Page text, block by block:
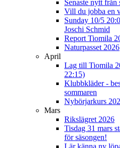
Senaste nytt
Vill du jobba en
Sunday 10/5
Joschi Schmid
Report Tiomila
Naturpasset 2026
April
Lag till Tiomila
22:15)
Klubbkläder -
sommaren
Nybörjarkurs
Mars
Rikslägret 2026
Tisdag 31 mars
för säsongen!
Lär känna ny